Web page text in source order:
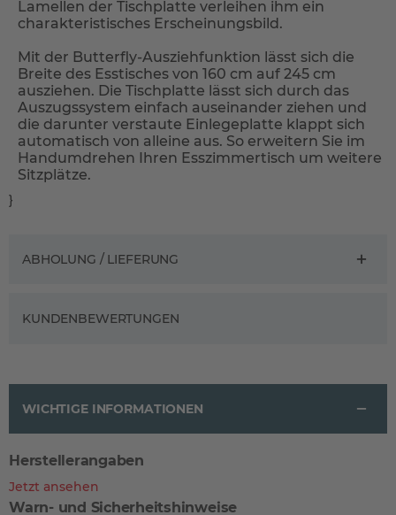
Lamellen der Tischplatte verleihen ihm ein
charakteristisches Erscheinungsbild.
Mit der Butterfly-Ausziehfunktion lässt sich die
Breite des Esstisches von 160 cm auf 245 cm
ausziehen. Die Tischplatte lässt sich durch das
Auszugssystem einfach auseinander ziehen und
die darunter verstaute Einlegeplatte klappt sich
automatisch von alleine aus. So erweitern Sie im
Handumdrehen Ihren Esszimmertisch um weitere
Sitzplätze.
}
ABHOLUNG / LIEFERUNG
KUNDENBEWERTUNGEN
WICHTIGE INFORMATIONEN
Herstellerangaben
Jetzt ansehen
Warn- und Sicherheitshinweise